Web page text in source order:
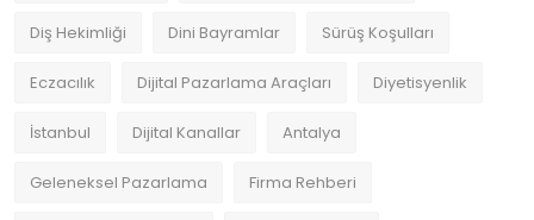
Diş Hekimliği Dini Bayramlar Sürüş Koşulları
Eczacılık Dijital Pazarlama Araçları Diyetisyenlik
İstanbul Dijital Kanallar Antalya
Geleneksel Pazarlama Firma Rehberi